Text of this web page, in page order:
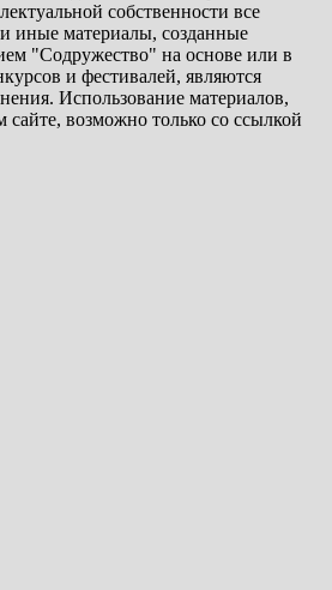
собственности все
иные материалы, созданные
"Содружество" на основе или в
и фестивалей, являются
Использование материалов,
возможно только со ссылкой